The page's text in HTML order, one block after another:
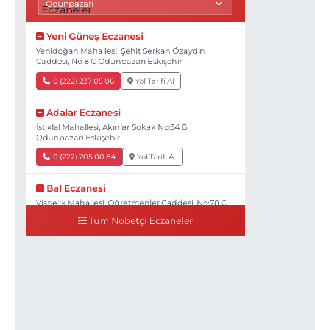
Yeni Güneş Eczanesi
Yenidoğan Mahallesi, Şehit Serkan Özaydın
Caddesi, No:8 C Odunpazarı Eskişehir
0 (222) 237 05 06 Yol Tarifi Al
Adalar Eczanesi
İstiklal Mahallesi, Akınlar Sokak No:34 B
Odunpazarı Eskişehir
0 (222) 205 00 84 Yol Tarifi Al
Bal Eczanesi
Vişnelik Mahallesi, Öğretmenler Caddesi, No:78 C
Tüm Nöbetçi Eczaneler